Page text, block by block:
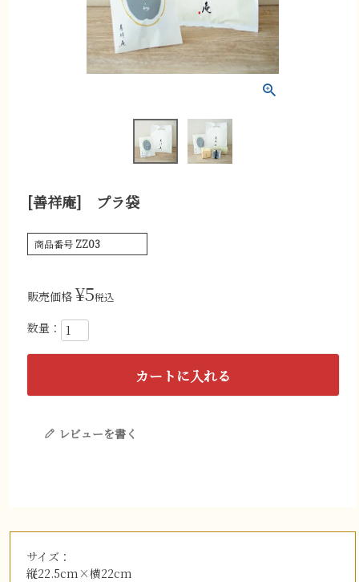
[善祥庵] プラ袋
商品番号 ZZ03
販売価格 ¥5税込
カートに入れる
レビューを書く
サイズ：
縦22.5cm×横22cm